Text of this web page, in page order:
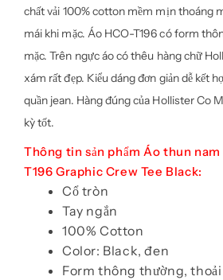
chất vải 100% cotton mềm mịn thoáng
mái khi mặc. Áo HCO-T196 có form
mặc. Trên ngực áo có thêu hàng chữ
xám rất đẹp. Kiểu dáng đơn giản dễ kết
quần jean. Hàng đúng của Hollister Co
kỳ tốt.
Thông tin sản phẩm Áo thun
T196 Graphic Crew Tee Black:
Cổ tròn
Tay ngắn
100% Cotton
Color: Black, đen
Form thông thường,